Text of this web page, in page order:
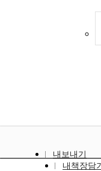
내보내기
내책장담